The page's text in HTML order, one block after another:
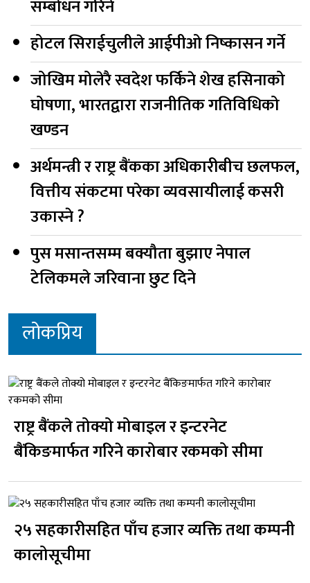
सम्बोधन गरिने
होटल सिराईचुलीले आईपीओ निष्कासन गर्ने
जोखिम मोलेरै स्वदेश फर्किने शेख हसिनाको
घोषणा, भारतद्वारा राजनीतिक गतिविधिको
खण्डन
अर्थमन्त्री र राष्ट्र बैंकका अधिकारीबीच छलफल,
वित्तीय संकटमा परेका व्यवसायीलाई कसरी
उकास्ने ?
पुस मसान्तसम्म बक्यौता बुझाए नेपाल
टेलिकमले जरिवाना छुट दिने
लोकप्रिय
राष्ट्र बैंकले तोक्यो मोबाइल र इन्टरनेट
बैंकिङमार्फत गरिने कारोबार रकमको सीमा
२५ सहकारीसहित पाँच हजार व्यक्ति तथा कम्पनी
कालोसूचीमा